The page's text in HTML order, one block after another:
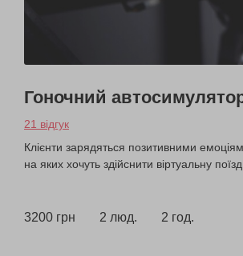
Гоночний
21 відгук
Клієнти зарядяться позитивними
на яких хочуть здійснити віртуальну
3200 грн 2 люд. 2 год.